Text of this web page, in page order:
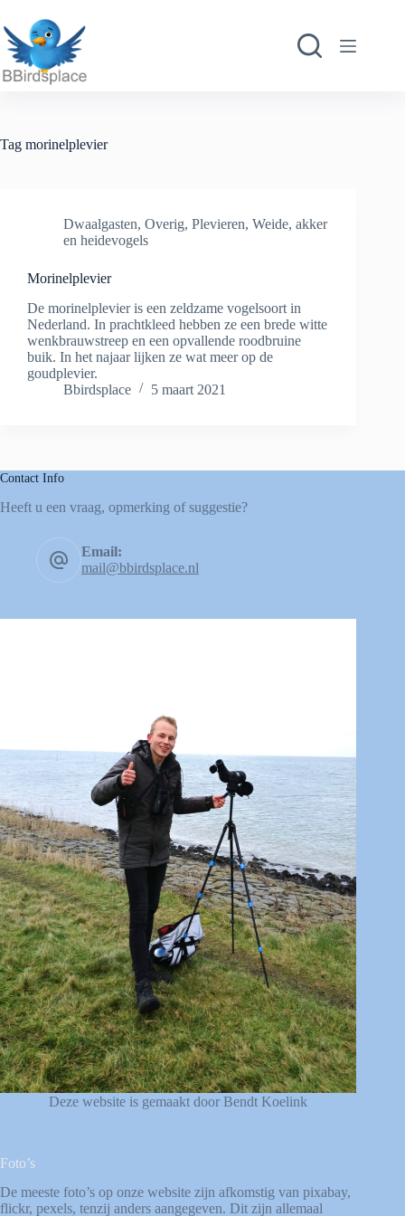
naar
de
inhoud
Tag morinelplevier
Dwaalgasten, Overig, Plevieren, Weide, akker
en heidevogels
Morinelplevier
De morinelplevier is een zeldzame vogelsoort in
Nederland. In prachtkleed hebben ze een brede witte
wenkbrauwstreep en een opvallende roodbruine
buik. In het najaar lijken ze wat meer op de
goudplevier.
Bbirdsplace
5 maart 2021
Contact Info
Heeft u een vraag, opmerking of suggestie?
Email:
mail@bbirdsplace.nl
Deze website is gemaakt door Bendt Koelink
Foto’s
De meeste foto’s op onze website zijn afkomstig van pixabay,
flickr, pexels, tenzij anders aangegeven. Dit zijn allemaal